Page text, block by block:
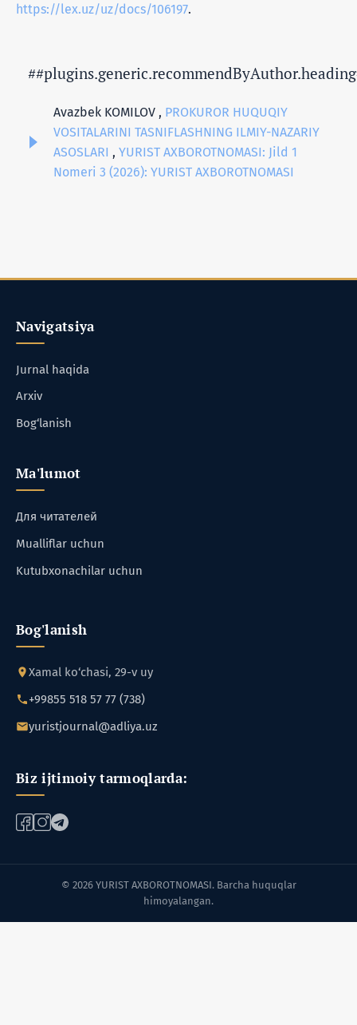
https://lex.uz/uz/docs/106197.
Avazbek KOMILOV , PROKUROR HUQUQIY
VOSITALARINI TASNIFLASHNING ILMIY-NAZARIY
ASOSLARI , YURIST AXBOROTNOMASI: Jild 1
Nomeri 3 (2026): YURIST AXBOROTNOMASI
Navigatsiya
Jurnal haqida
Arxiv
Bog‘lanish
Ma'lumot
Для читателей
Mualliflar uchun
Kutubxonachilar uchun
Bog'lanish
Xamal ko‘chasi, 29-v uy
+99855 518 57 77 (738)
yuristjournal@adliya.uz
Biz ijtimoiy tarmoqlarda:
© 2026 YURIST AXBOROTNOMASI. Barcha huquqlar
himoyalangan.